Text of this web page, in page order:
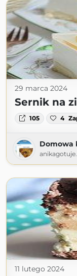
29 marca 2024
Sernik na
105 4
Domowa
11 lutego 2024